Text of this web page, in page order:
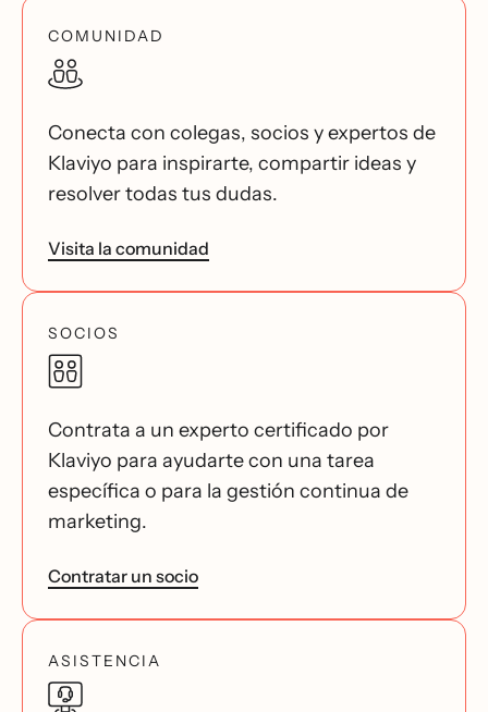
COMUNIDAD
Conecta con colegas, socios y expertos de
Klaviyo para inspirarte, compartir ideas y
resolver todas tus dudas.
Visita la comunidad
SOCIOS
Contrata a un experto certificado por
Klaviyo para ayudarte con una tarea
específica o para la gestión continua de
marketing.
Contratar un socio
ASISTENCIA